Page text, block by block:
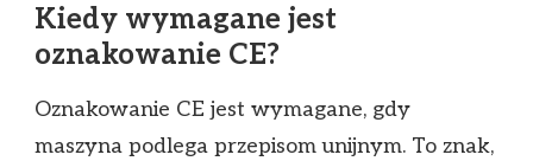
Kiedy wymagane jest
oznakowanie CE?
Oznakowanie CE jest wymagane, gdy
maszyna podlega przepisom unijnym. To znak,